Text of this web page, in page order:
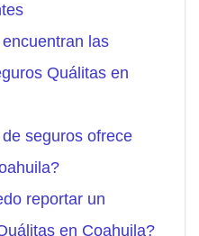
las
Quálitas en
seguros ofrece
reportar un
en Coahuila?